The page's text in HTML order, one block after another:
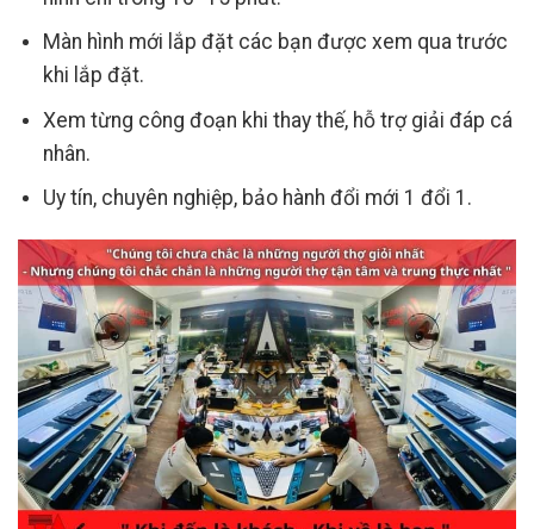
Màn hình mới lắp đặt các bạn được xem qua trước
khi lắp đặt.
Xem từng công đoạn khi thay thế, hỗ trợ giải đáp cá
nhân.
Uy tín, chuyên nghiệp, bảo hành đổi mới 1 đổi 1.